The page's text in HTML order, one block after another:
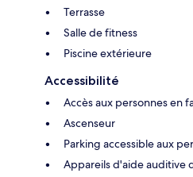
Terrasse
Salle de fitness
Piscine extérieure
Accessibilité
Accès aux personnes en
Ascenseur
Parking accessible aux
Appareils d'aide auditive